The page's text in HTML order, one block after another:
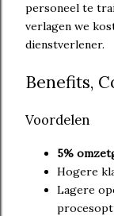
personeel te
verlagen we
dienstverlener.
Benefits,
Voordelen
5%
Hogere
Lagere